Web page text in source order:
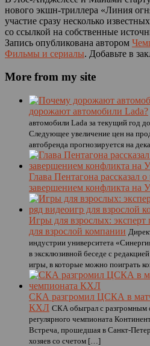
нового экшн-триллера «Линия
участие сразу несколько
со ссылкой на собственные
Запись опубликована автором
Фильмы и сериалы. Добавьте в
More from my site
дорожают автомобили Lada?
автомобили Lada за текущий год
Следующее увеличение цен на
автобренда прогнозируется на
Глава Пентагона рассказал
завершением конфликта на
Игры для взрослых: эксперт
для взрослой компании
индустрии университета
в эксклюзивной беседе с
игры, в которые можно поиграть
СКА разгромил ЦСКА в
КХЛ СКА обыграл с
регулярного чемпионата
Встреча, прошедшая в Санкт-
хозяев со счетом […]